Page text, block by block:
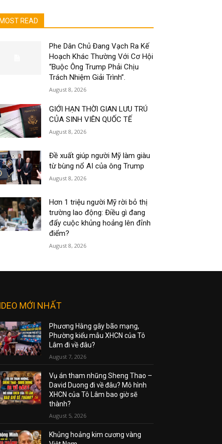
MOST READ
Phe Dân Chủ Đang Vạch Ra Kế
Hoạch Khác Thường Với Cơ Hội
“Buộc Ông Trump Phải Chịu
Trách Nhiệm Giải Trình”.
August 8, 2026
GIỚI HẠN THỜI GIAN LƯU TRÚ
CỦA SINH VIÊN QUỐC TẾ
August 8, 2026
Đề xuất giúp người Mỹ làm giàu
từ bùng nổ AI của ông Trump
August 8, 2026
Hơn 1 triệu người Mỹ rời bỏ thị
trường lao động: Điều gì đang
đẩy cuộc khủng hoảng lên đỉnh
điểm?
August 8, 2026
MỚI NHẤT
Phương Hằng gây bão mạng,
Phường kiểu mẫu XHCN của Tô
Lâm đi về đâu?
August 7, 2026
Vụ án tham nhũng Sheng Thao –
David Duong đi về đâu? Mô hình
XHCN của Tô Lâm bao giờ sẽ
thành?
August 5, 2026
Khủng hoảng kim cương vàng